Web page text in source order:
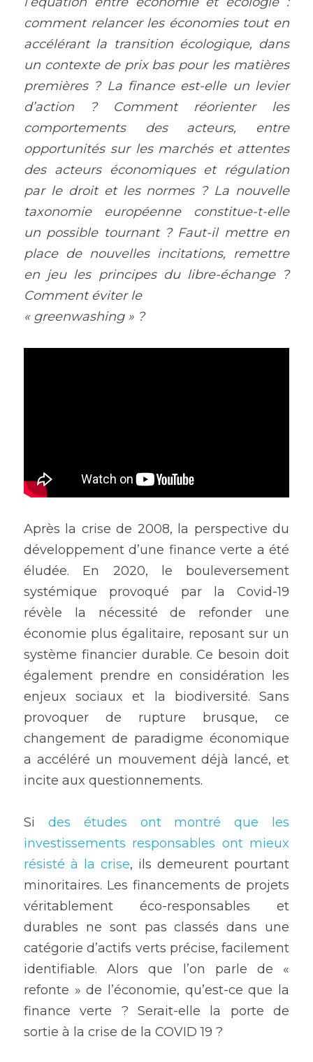
comment relancer les économies tout en
accélérant la transition écologique, dans
un contexte de prix bas pour les matières
premières ? La finance est-elle un levier
d’action ? Comment réorienter les
comportements des acteurs, entre
opportunités sur les marchés et attentes
des acteurs économiques et régulation
par le droit et les normes ? La nouvelle
taxonomie européenne constitue-t-elle
un possible tournant ? Faut-il mettre en
place de nouvelles incitations, remettre
en jeu les principes du libre-échange ?
Comment éviter le
« greenwashing » ?
Après la crise de 2008, la perspective du
développement d’une finance verte a été
éludée. En 2020, le bouleversement
systémique provoqué par la Covid-19
révèle la nécessité de refonder une
économie plus égalitaire, reposant sur un
système financier durable. Ce besoin doit
également prendre en considération les
enjeux sociaux et la biodiversité. Sans
provoquer de rupture brusque, ce
changement de paradigme économique
a accéléré un mouvement déjà lancé, et
incite aux questionnements.
Si des études ont montré que les
investissements responsables ont mieux
résisté à la crise, ils demeurent pourtant
minoritaires. Les financements de projets
véritablement éco-responsables et
durables ne sont pas classés dans une
catégorie d’actifs verts précise, facilement
identifiable. Alors que l’on parle de «
refonte » de l’économie, qu’est-ce que la
finance verte ? Serait-elle la porte de
sortie à la crise de la COVID 19 ?